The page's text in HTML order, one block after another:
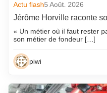
Actu flash5 Août. 2026
Jérôme Horville raconte
« Un métier où il faut rester
son métier de fondeur […]
piwi